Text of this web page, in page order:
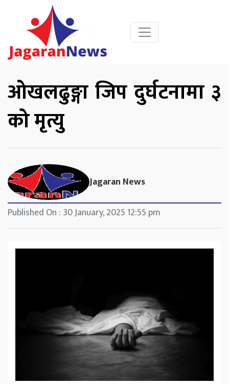
ओखलढुङ्गा जिप दुर्घटनामा ३
को मृत्यु
Jagaran News
Published On : 30 January, 2025 12:55 pm